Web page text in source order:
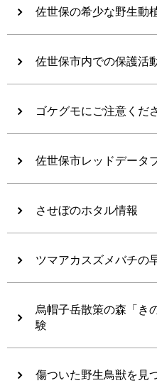
佐世保の希少な野生動
佐世保市内での保護活
ゴケグモにご注意くだ
佐世保市レッドデータ
させぼのホタル情報
ツマアカスズメバチの
烏帽子岳散策の森「き
験
傷ついた野生鳥獣を見